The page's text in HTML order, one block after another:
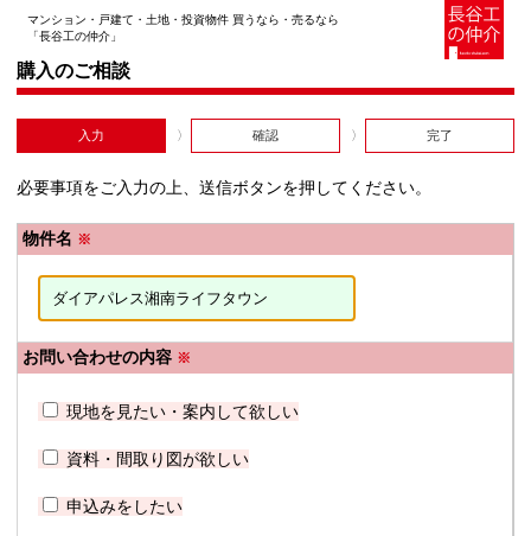
マンション・戸建て・土地・投資物件 買うなら・売るなら
「長谷工の仲介」
購入のご相談
入力 確認 完了
必要事項をご入力の上、送信ボタンを押してください。
物件名 ※
お問い合わせの内容 ※
現地を見たい・案内して欲しい
資料・間取り図が欲しい
申込みをしたい